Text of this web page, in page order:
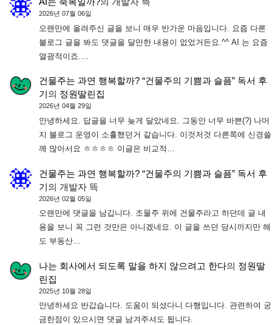
2026년 07월 06일
오랜만에 올려주신 글을 보니 매우 반가운 마음입니다. 요즘 다른
블로그 글을 봐도 댓글을 달만한 내용이 없었거든요.^^ AI 는 요즘
열광적이죠.…
건물주는 과연 행복할까? “건물주의 기쁨과 슬픔” 독서 후
기의 정원딸린집
2026년 04월 29일
안녕하세요. 답글을 너무 늦게 달았네요. 그동안 너무 바쁜(?) 나머
지 블로그 운영이 소홀했던거 같습니다. 이것저것 다른쪽에 신경쓸
께 많아서요 ㅎㅎㅎㅎ 이글은 비교적…
건물주는 과연 행복할까? “건물주의 기쁨과 슬픔” 독서 후
기의 개발자 뜩
2026년 02월 05일
오랜만에 댓글을 남깁니다. 조물주 위에 건물주라고 하던데 글 내
용을 보니 꼭 그런 것만은 아니겠네요. 이 글을 쓰던 당시까지만 해
도 부동산…
나는 회사에서 되도록 말을 하지 않으려고 한다의 정원딸
린집
2025년 10월 28일
안녕하세요 반갑습니다. 도움이 되셨다니 다행입니다. 관련하여 궁
금한점이 있으시면 댓글 남겨주셔도 됩니다.